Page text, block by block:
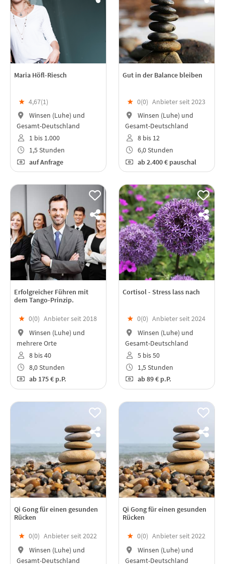
Maria Höfl-Riesch
★ 4,67(1)
Winsen (Luhe) und
Gesamt-Deutschland
1 bis 1.000
1,5 Stunden
auf Anfrage
Gut in der Balance bleiben
★ 0(0) Anbieter seit 2023
Winsen (Luhe) und
Gesamt-Deutschland
8 bis 12
6,0 Stunden
ab2.400 € pauschal
Erfolgreicher Führen mit
dem Tango-Prinzip.
★ 0(0) Anbieter seit 2018
Winsen (Luhe) und
mehrere Orte
8 bis 40
8,0 Stunden
ab175 € p.P.
Cortisol - Stress lass nach
★ 0(0) Anbieter seit 2024
Winsen (Luhe) und
Gesamt-Deutschland
5 bis 50
1,5 Stunden
ab89 € p.P.
Qi Gong für einen gesunden
Rücken
★ 0(0) Anbieter seit 2022
Winsen (Luhe) und
Gesamt-Deutschland
Qi Gong für einen gesunden
Rücken
★ 0(0) Anbieter seit 2022
Winsen (Luhe) und
Gesamt-Deutschland